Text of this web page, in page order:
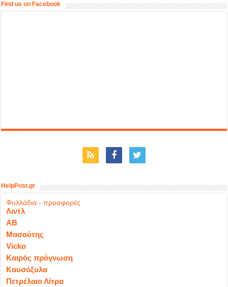
Find us on Facebook
HelpPost.gr
Φυλλάδια - προσφορές
Λιντλ
ΑΒ
Μασούτης
Vicko
Καιρός πρόγνωση
Καυσόξυλα
Πετρέλαιο Λίτρα